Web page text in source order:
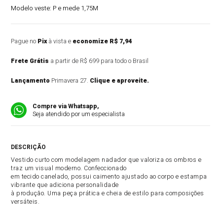
Modelo veste: P e mede 1,75M
Pague no Pixà vista e economize R$ 7,94
Frete Grátis a partir de R$ 699 para todo o Brasil
Lançamento Primavera 27. Clique e aproveite.
Compre via Whatsapp,
Seja atendido por um especialista
Vestido curto com modelagem nadador que valoriza os ombros e
traz um visual moderno. Confeccionado
em tecido canelado, possui caimento ajustado ao corpo e estampa
vibrante que adiciona personalidade
à produção. Uma peça prática e cheia de estilo para composições
versáteis.